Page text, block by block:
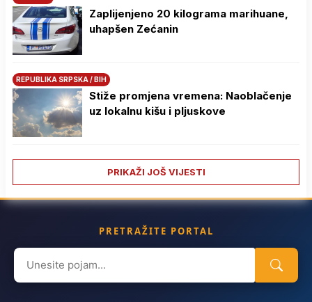
Zaplijenjeno 20 kilograma marihuane,
uhapšen Zećanin
REPUBLIKA SRPSKA / BIH
Stiže promjena vremena: Naoblačenje
uz lokalnu kišu i pljuskove
PRIKAŽI JOŠ VIJESTI
PRETRAŽITE PORTAL
Search
for: